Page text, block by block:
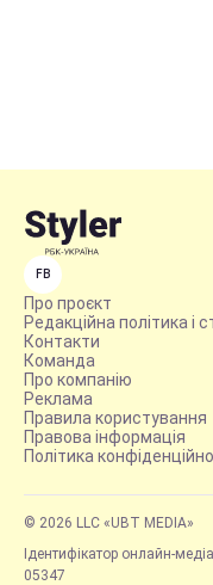
FB
Про проєкт
Редакційна політика і
Контакти
Команда
Про компанію
Реклама
Правила користування
Правова інформація
Політика
© 2026 LLC «UBT MEDIA»
Ідентифікатор онлайн-
05347